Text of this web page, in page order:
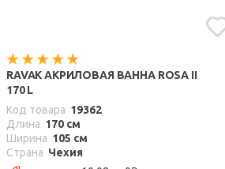
RAVAK АКРИЛОВАЯ ВАННА ROSA II
170 L
Код товара 19362
Длина 170 см
Ширина 105 см
Страна Чехия